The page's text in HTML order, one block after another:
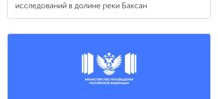
исследований в долине реки Баксан